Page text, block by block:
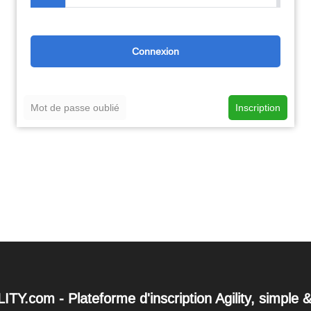
Mot de passe oublié Inscription
- Plateforme d'inscription Agility, simple